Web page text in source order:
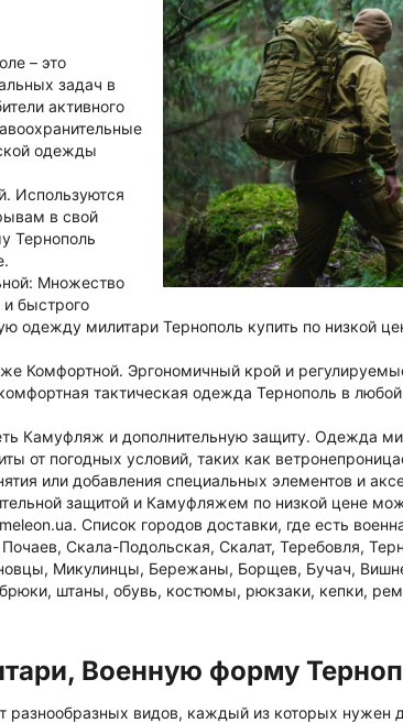
– это
задач в
активного
одежды
Используются
в свой
Тернополь
Множество
быстрого
одежду милитари Тернополь купить по низкой
Комфортной. Эргономичный крой и
тактическая одежда Тернополь в
Камуфляж и дополнительную защиту. Одежда
от погодных условий, таких как
или добавления специальных элементов и
защитой и Камуфляжем по низкой цене
Список городов доставки, где есть
Скала-Подольская, Скалат, Теребовля,
Микулинцы, Бережаны, Борщев, Бучач,
штаны, обувь, костюмы, рюкзаки, кепки,
Военную форму
видов, каждый из которых нужен